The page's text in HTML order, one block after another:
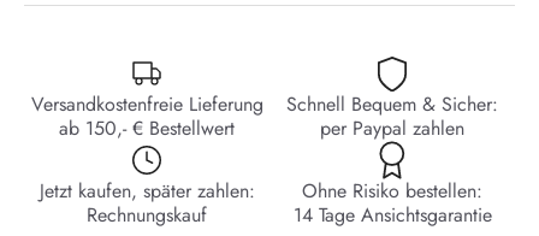
Versandkostenfreie Lieferung
ab 150,- € Bestellwert
Schnell Bequem & Sicher:
per Paypal zahlen
Jetzt kaufen, später zahlen:
Rechnungskauf
Ohne Risiko bestellen:
14 Tage Ansichtsgarantie